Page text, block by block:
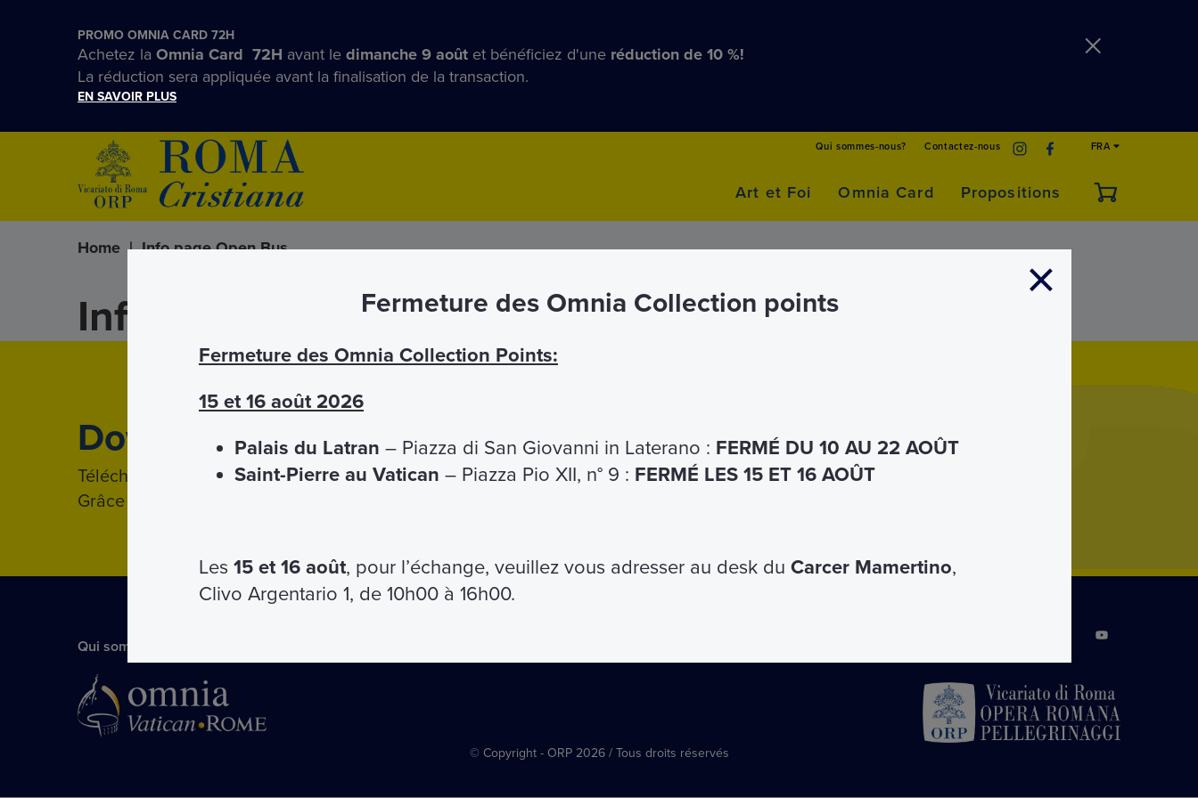
PROMO OMNIA CARD 72H
Achetez la Omnia Card 72H avant le dimanche 9 août et bénéficiez d'une réduction de 10 %!
La réduction sera appliquée avant la finalisation de la transaction.
EN SAVOIR PLUS
Qui sommes-nous? Contactez-nous FRA
Art et Foi Omnia Card Propositions
Home | Info page Open Bus
Info page Open Bus
Download App
Télécharger l'application mobile pour iPhoneetAndroid
Grâce à l'application, vous pourrez avoir vos billets toujours avec vous.
Qui sommes-nous?
© Copyright - ORP 2026 / Tous droits réservés
Fermeture des Omnia Collection points
Fermeture des Omnia Collection Points:
15 et 16 août 2026
Palais du Latran – Piazza di San Giovanni in Laterano : FERMÉ DU 10 AU 22 AOÛT
Saint-Pierre au Vatican – Piazza Pio XII, n° 9 : FERMÉ LES 15 ET 16 AOÛT
Les 15 et 16 août, pour l’échange, veuillez vous adresser au desk du Carcer Mamertino,
Clivo Argentario 1, de 10h00 à 16h00.